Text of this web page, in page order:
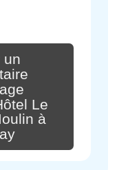
un
Le
à